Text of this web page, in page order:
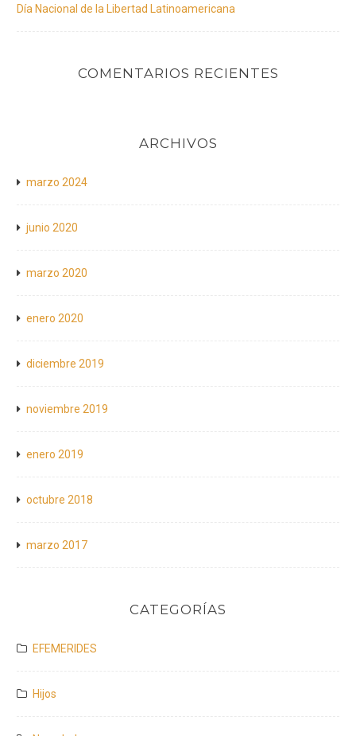
Día Nacional de la Libertad Latinoamericana
COMENTARIOS RECIENTES
ARCHIVOS
marzo 2024
junio 2020
marzo 2020
enero 2020
diciembre 2019
noviembre 2019
enero 2019
octubre 2018
marzo 2017
CATEGORÍAS
EFEMERIDES
Hijos